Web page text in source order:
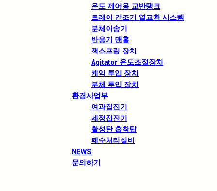
온도 제어용 교반탱크
트레이 건조기 열교환 시스템
분체이송기
반응기 맨홀
잭스프링 장치
Agitator 온도조절장치
케익 투입 장치
분체 투입 장치
환경사업부
여과집진기
세정집진기
활성탄 흡착탑
폐수처리설비
NEWS
문의하기